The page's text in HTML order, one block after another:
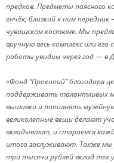
предков. Предметы поясного
енчӗк, близкий к ним
чувашском костюме. Мы
вручную весь комплекс или
работы увидим через год — в
«Фонд “Прокопий”благодаря
поддерживать талантливых
вышивки и пополнять
великолепные вещи делают
вкладывают, и стараемся
итого заслуживают. Также
три тысячи рублей вклад тех